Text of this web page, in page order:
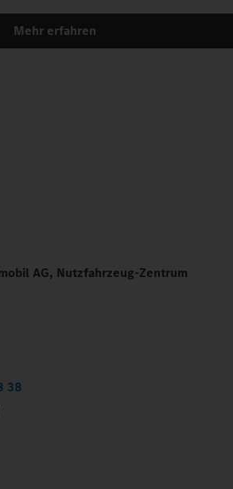
Mehr erfahren
AG, Nutzfahrzeug-Zentrum
38